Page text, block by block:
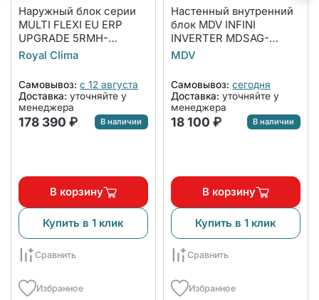
Наружный блок серии
MULTI FLEXI EU ERP
UPGRADE 5RMH-
42HN/OUT
Royal Clima
Самовывоз: с 12 августа
Доставка: уточняйте у
менеджера
178 390 ₽ В наличии
В корзину
Купить в 1 клик
Сравнить
Избранное
Настенный внутренний
блок MDV INFINI
INVERTER MDSAG-
07HRFN8
MDV
Самовывоз: сегодня
Доставка: уточняйте у
менеджера
18 100 ₽ В наличии
В корзину
Купить в 1 клик
Сравнить
Избранное